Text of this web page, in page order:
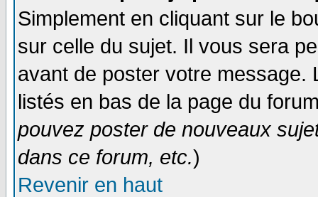
Simplement en cliquant sur le
sur celle du sujet. Il vous sera
avant de poster votre
listés en bas de la page du
pouvez poster de nouveaux
dans ce forum, etc.)
Revenir en haut